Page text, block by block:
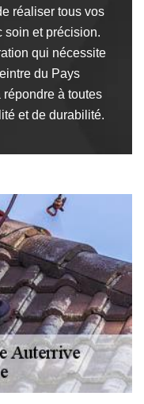
réaliser tous vos
soin et précision.
qui nécessite
du Pays
à toutes
et de durabilité.